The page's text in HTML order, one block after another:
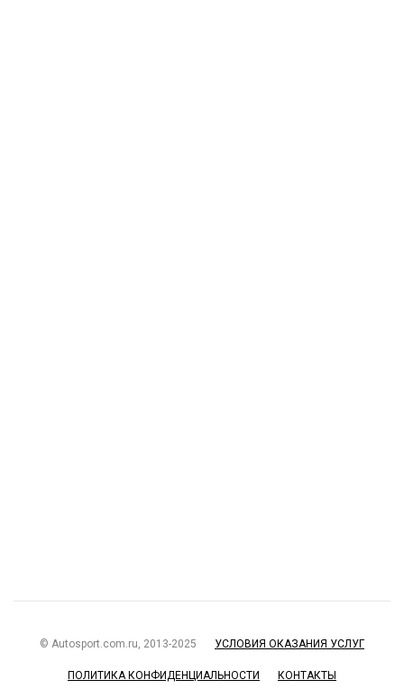
© Autosport.com.ru, 2013-2025 УСЛОВИЯ ОКАЗАНИЯ УСЛУГ
ПОЛИТИКА КОНФИДЕНЦИАЛЬНОСТИ КОНТАКТЫ